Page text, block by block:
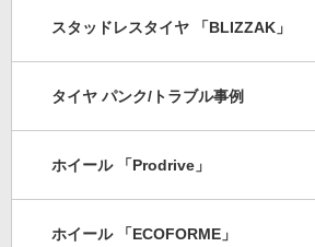
スタッドレスタイヤ 「BLIZZAK」
タイヤ パンク/トラブル事例
ホイール 「Prodrive」
ホイール 「ECOFORME」